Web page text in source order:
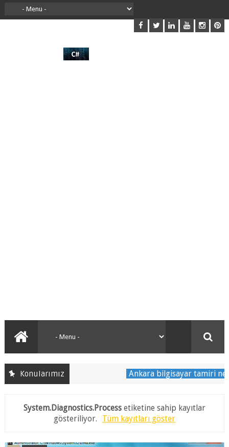
Konularımız Ankara bilgisayar tamiri nerede
System.Diagnostics.Process etiketine sahip kayıtlar
gösteriliyor.
Tüm kayıtları göster